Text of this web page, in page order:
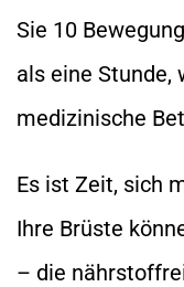
Sie 10
als eine Stunde,
medizinische
Es ist Zeit, sich
Ihre Brüste
– die